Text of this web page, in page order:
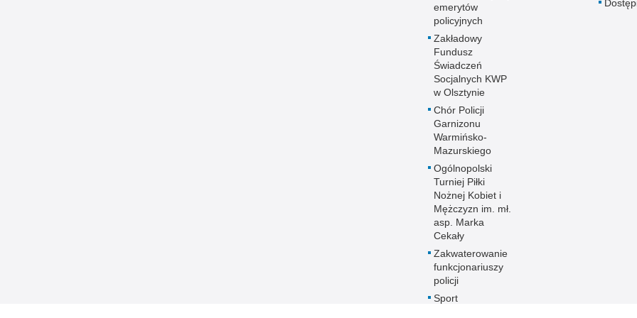
emerytów
policyjnych
Zakładowy
Fundusz
Świadczeń
Socjalnych KWP
w Olsztynie
Chór Policji
Garnizonu
Warmińsko-
Mazurskiego
Ogólnopolski
Turniej Piłki
Nożnej Kobiet i
Mężczyzn im. mł.
asp. Marka
Cekały
Zakwaterowanie
funkcjonariuszy
policji
Sport